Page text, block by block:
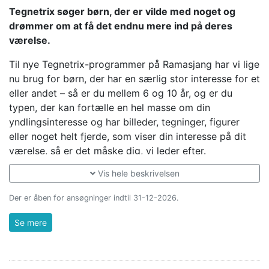
Hvor gammel må man være for at deltage i MGP?
Du kan være med i MGP 2027, hvis du er fra 8 år og til
DR ansattes børn kan som udgangspunkt ikke deltage
i MGP jf. DR’s etiske retningslinjer for DR-ansatte som
medvirkende.
Sangens tilblivelse samt rettighederne til min sang?
Du skal selv have komponeret og skrevet sangen, der
skal synges på dansk. At man selv har skrevet sin sang
betyder, at hjælp af underordnet karakter, som fx.
inputs kan være tilladt. Den person, som du har fået
hjælp af, må for eksempel godt være din musiklærer,
men ikke en person, der har bygget professionel
Enhver tvivl om lovligheden af hjælpens karakter skal
Tegnetrix søger børn, der er vilde med noget og
drømmer om at få det endnu mere ind på deres
værelse.
Til nye Tegnetrix-programmer på Ramasjang har vi lige
nu brug for børn, der har en særlig stor interesse for et
eller andet – så er du mellem 6 og 10 år, og er du
typen, der kan fortælle en hel masse om din
yndlingsinteresse og har billeder, tegninger, figurer
eller noget helt fjerde, som viser din interesse på dit
værelse, så er det måske dig, vi leder efter.
Tegnetrix rykker ud og give børneværelser et ekstra
pift ved at fuldføre værelsets tema med en stor
tegning direkte på væggen. På den måde bliver dit
Vis hele beskrivelsen
Der er åben for ansøgninger indtil 31-12-2026.
Se mere